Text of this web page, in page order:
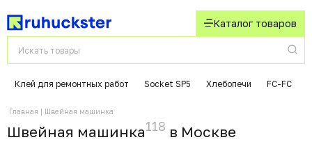
Каталог товаров
Клей для ремонтных работ Socket SP5 Хлебопечи FC-FC
Главная Швейная машинка
Швейная машинка118 в Москвe